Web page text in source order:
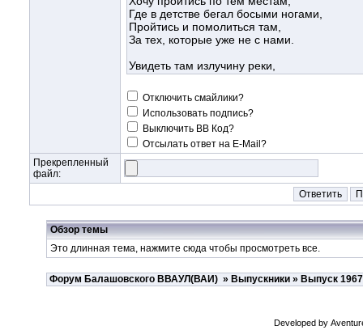
Отключить смайлики?
Использовать подпись?
Выключить BB Код?
Отсылать ответ на E-Mail?
Прекрепленный
файл:
Обзор темы
Это длинная тема, нажмите сюдачтобы просмотреть все.
Форум Балашовского ВВАУЛ(ВАИ)» Выпускники» Выпуск 1967
Developed by